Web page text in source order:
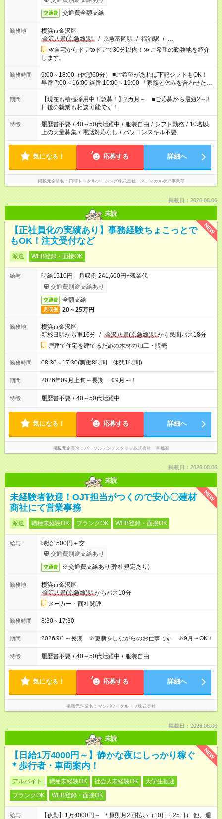
交通費 交通費全額支給
勤務地
横浜市金沢区
金沢八景(京急線)駅
/ 京急富岡駅 / 福浦駅 / …
≪自宅からドアtoドアで30分以内！≫ご希望の勤務地を紹介
します。
勤務時間
9:00～18:00（休憩60分） ■ご希望があれば下記シフトもOK！
早番 7:00～16:00 遅番 10:00～19:00 「家族と休みを合わせた
い」 「余裕を持って夕飯の準備がしたい」 「できれば残業はし
たくない」 など、ご希望を教えてくださいね。 ※Wワーク希望
の方へ 今ご覧のお仕事で希望する勤務時間と、もう1つのお仕事
の勤務時間。 合計で週40時間を超える場合は応募できません。
期間
【現在も積極採用中！急募！】2カ月～ ■ご応募から最短2～3
日後の就業も相談可能です！
特徴 履歴書不要 / 40～50代活躍中 / 服装自由 / シフト勤務 / 10名以
上の大量募集 / 電話対応なし / パソコンスキル不要
気になる！ 応募する 詳細へ
掲載元企業名 日研トータルソーシング株式会社 メディカルケア事業部
掲載日：2026.08.06
未読
NEW
【正社員化の実績あり】事務経験ちょこっとで
もOK！注文受付など
派遣 WEB登録・面接OK
給与
時給1510円 月収例 241,600円+残業代
交通費別途支給あり
交通費 全額支給
月収例 20～25万円
勤務地
横浜市金沢区
新杉田駅から車16分 / 金沢八景(京急線)駅から民間バス18分
戸建て住宅を建てるための木材の加工・販売
勤務時間 08:30～17:30(実働8時間 休憩1時間)
期間 2026年09月上旬～長期 ※9月～！
特徴 履歴書不要 / 40～50代活躍中
気になる！ 応募する 詳細へ
掲載元企業名 パーソルテンプスタッフ株式会社 首都圏
掲載日：2026.08.06
未読
NEW
未経験者歓迎！OJT担当がつくので安心〇建材
商社にて営業事務
派遣 職種未経験OK ブランクOK WEB登録・面接OK
給与
時給1500円＋交
交通費別途支給あり
交通費 ※交通費支給あり(弊社規定あり)
勤務地
横浜市金沢区
金沢八景(京急線)駅からバス10分
メーカー・商社関連
勤務時間 8:30～17:30
期間 2026/9/1～長期 ※更新をしながらのお仕事です ※9月～OK！
特徴 履歴書不要 / 40～50代活躍中 / 服装自由
気になる！ 応募する 詳細へ
掲載元企業名 マンパワーグループ株式会社
掲載日：2026.08.06
未読
NEW
【日給1万4000円～】静かな夜にしっかり稼ぐ
＊歩行者・車両案内！
アルバイト 職種未経験OK 社会人未経験OK
大学生歓迎
ブランクOK
WEB登録・面接OK
給与
【夜勤】1万4000円～ ＊原則月2回払い（10日・25日） 他、週